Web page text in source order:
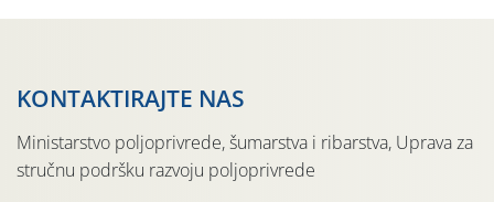
KONTAKTIRAJTE NAS
Ministarstvo poljoprivrede, šumarstva i ribarstva, Uprava za
stručnu podršku razvoju poljoprivrede